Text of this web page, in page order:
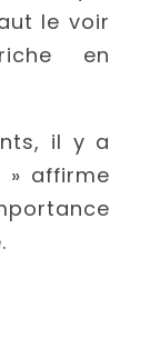
le voir
en
il y a
» affirme